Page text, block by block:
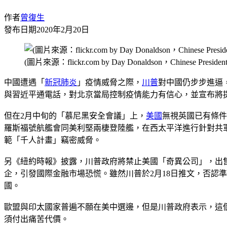
作者曾復生
發布日期2020年2月20日
(圖片來源：flickr.com by Day Donaldson，Chinese
中國遭遇「 新冠肺炎 」疫情威脅之際， 川普對中國仍步步進逼
與習近平通電話，對北京當局控制疫情能力有信心，並宣布
但在2月中旬的「慕尼黑安全會議」上， 美國無視英國已有條
羅斯福號航艦會同美利堅兩棲登陸艦，在西太平洋進行針對
範「千人計畫」竊密威脅。
另《紐約時報》披露，川普政府將禁止美國「奇異公司」，
企，引發國際金融市場恐慌。雖然川普於2月18日推文，否認
國。
歐盟與印太國家普遍不願在美中選邊，但是川普政府表示，
須付出痛苦代價。